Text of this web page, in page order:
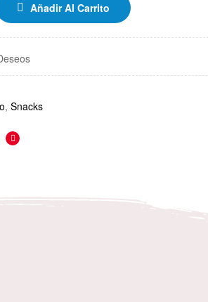
Añadir Al Carrito
, Snacks
Pinterest